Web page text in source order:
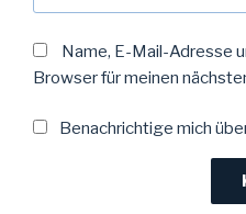
Name, E-Mail-Adresse
Browser für meinen
Benachrichtige mich